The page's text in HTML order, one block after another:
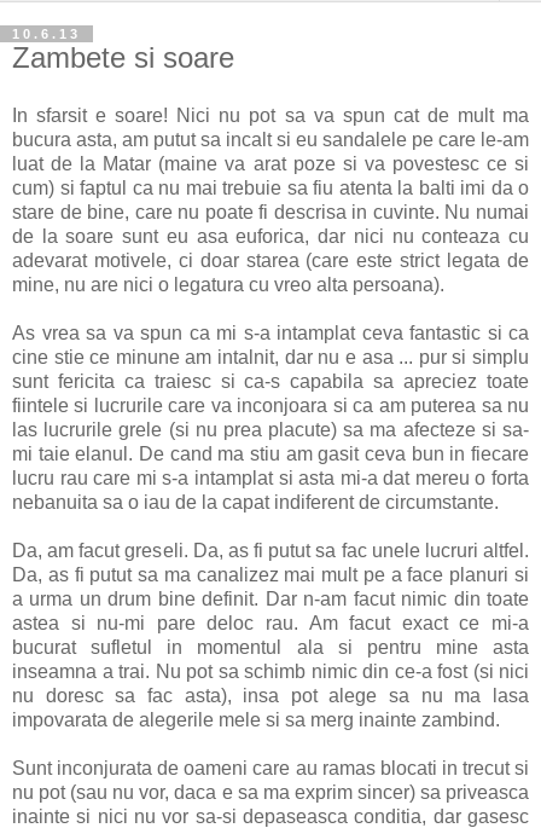
10.6.13
Zambete si soare
In sfarsit e soare! Nici nu pot sa va spun cat de mult ma
bucura asta, am putut sa incalt si eu sandalele pe care le-am
luat de la Matar (maine va arat poze si va povestesc ce si
cum) si faptul ca nu mai trebuie sa fiu atenta la balti imi da o
stare de bine, care nu poate fi descrisa in cuvinte. Nu numai
de la soare sunt eu asa euforica, dar nici nu conteaza cu
adevarat motivele, ci doar starea (care este strict legata de
mine, nu are nici o legatura cu vreo alta persoana).
As vrea sa va spun ca mi s-a intamplat ceva fantastic si ca
cine stie ce minune am intalnit, dar nu e asa ... pur si simplu
sunt fericita ca traiesc si ca-s capabila sa apreciez toate
fiintele si lucrurile care va inconjoara si ca am puterea sa nu
las lucrurile grele (si nu prea placute) sa ma afecteze si sa-
mi taie elanul. De cand ma stiu am gasit ceva bun in fiecare
lucru rau care mi s-a intamplat si asta mi-a dat mereu o forta
nebanuita sa o iau de la capat indiferent de circumstante.
Da, am facut greseli. Da, as fi putut sa fac unele lucruri altfel.
Da, as fi putut sa ma canalizez mai mult pe a face planuri si
a urma un drum bine definit. Dar n-am facut nimic din toate
astea si nu-mi pare deloc rau. Am facut exact ce mi-a
bucurat sufletul in momentul ala si pentru mine asta
inseamna a trai. Nu pot sa schimb nimic din ce-a fost (si nici
nu doresc sa fac asta), insa pot alege sa nu ma lasa
impovarata de alegerile mele si sa merg inainte zambind.
Sunt inconjurata de oameni care au ramas blocati in trecut si
nu pot (sau nu vor, daca e sa ma exprim sincer) sa priveasca
inainte si nici nu vor sa-si depaseasca conditia, dar gasesc